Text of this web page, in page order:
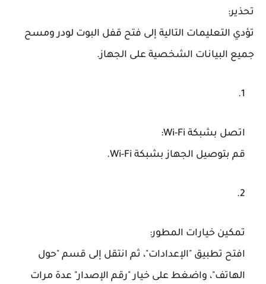
تحذير:
تؤدي التعليمات التالية إلى فتح قفل البوت لودر ومسح
جميع البيانات الشخصية على الجهاز.
اتصل بشبكة Wi-Fi
:
قم بتوصيل الجهاز بشبكة Wi-Fi.
تمكين خيارات المطور:
افتح تطبيق "الإعدادات"، ثم انتقل إلى قسم "حول
الهاتف"، واضغط على خيار "رقم الإصدار" عدة مرات